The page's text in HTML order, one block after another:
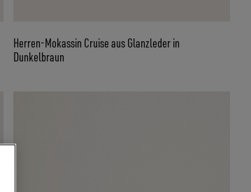
Herren-Mokassin Cruise aus Glanzleder in
Dunkelbraun